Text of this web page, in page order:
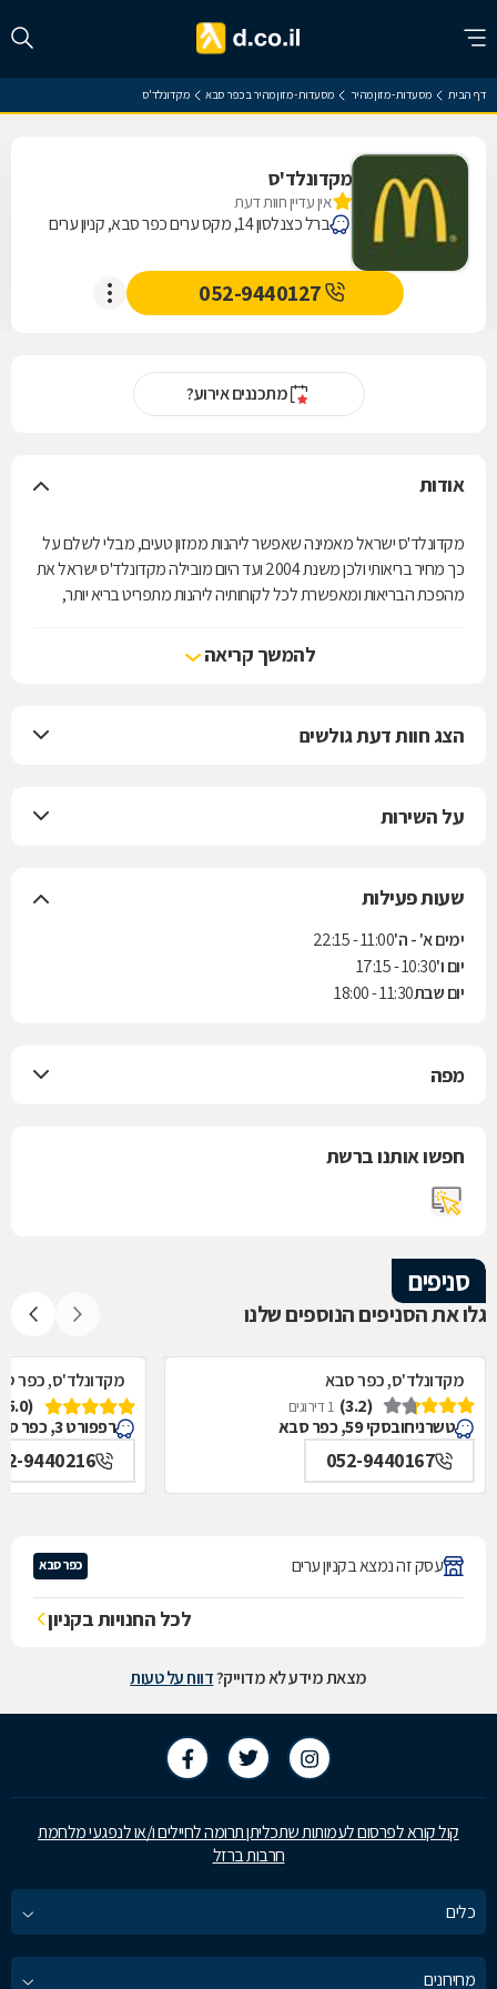
דף הבית מסעדות - מזון מהיר מסעדות - מזון מהיר בכפר סבא מקדונלד'ס
מקדונלד'ס
אין עדיין חוות דעת
ברל כצנלסון 14, מקס ערים כפר סבא, קניון ערים
052-9440127
מתכננים אירוע?
אודות
מקדונלד'ס ישראל מאמינה שאפשר ליהנות ממזון טעים, מבלי לשלם על
כך מחיר בריאותי ולכן משנת 2004 ועד היום מובילה מקדונלד'ס ישראל את
מהפכת הבריאות ומאפשרת לכל לקוחותיה ליהנות מתפריט בריא יותר,
להמשך קריאה
הצג חוות דעת גולשים
על השירות
שעות פעילות
ימים א' - ה'11:00 - 22:15
יום ו'10:30 - 17:15
יום שבת11:30 - 18:00
מפה
חפשו אותנו ברשת
סניפים
גלו את הסניפים הנוספים שלנו
מקדונלד'ס, כפר סבא
(3.2)
1 דירוגים
טשרניחובסקי 59, כפר סבא
052-9440167
מקדונלד'ס, כפר
(5.0)
רפפורט 3, כפר סבא
9440216
עסק זה נמצא בקניון ערים כפר סבא
לכל החנויות בקניון
מצאת מידע לא מדוייק?דווח על טעות
קול קורא לפרסום לעמותות שתכליתן תרומה לחיילים ו/או לנפגעי מלחמת
חרבות ברזל
כלים
מחירונים